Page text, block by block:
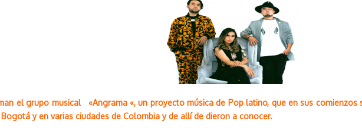
el grupo musical «Angrama «, un proyecto música de Pop latino, que en sus
y en varias ciudades de Colombia y de allí de dieron a conocer.